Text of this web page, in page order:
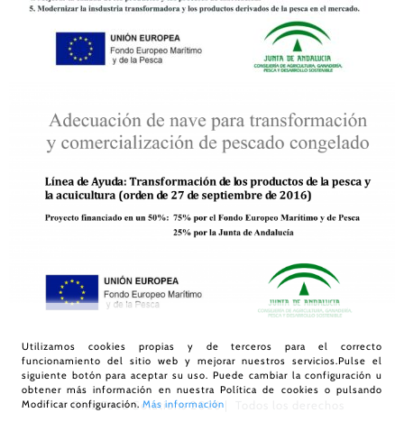
© Díaz Food Solutions2026 | Todos los derechos
Utilizamos cookies propias y de terceros para el correcto
funcionamiento del sitio web y mejorar nuestros servicios.Pulse el
siguiente botón para aceptar su uso. Puede cambiar la configuración u
obtener más información en nuestraPolítica de cookies o pulsando
Modificar configuración. Más información